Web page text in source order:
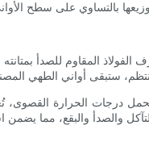
المقاوم للصدأ
درجات الحرارة القصوى،